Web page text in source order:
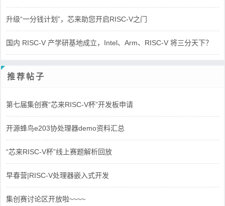
升级“一分钱计划”，芯来助您开启RISC-V之门
国内 RISC-V 产学研基地成立，Intel、Arm、RISC-V 将三分天下？
推荐帖子
第七届集创赛“芯来RISC-V杯”开发板申请
开源蜂鸟e203协处理器demo资料汇总
“芯来RISC-V杯”线上赛题解析回放
早春营|RISC-V处理器嵌入式开发
集创赛讨论区开放啦~~~~